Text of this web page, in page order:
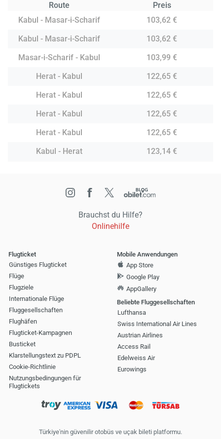
Route
Preis
Kabul - Masar-i-Scharif
103,62 €
Kabul - Masar-i-Scharif
103,62 €
Masar-i-Scharif - Kabul
103,99 €
Herat - Kabul
122,65 €
Herat - Kabul
122,65 €
Herat - Kabul
122,65 €
Herat - Kabul
122,65 €
Kabul - Herat
123,14 €
Brauchst du Hilfe?
Onlinehilfe
Flugticket
Günstiges Flugticket
Flüge
Flugziele
Internationale Flüge
Fluggesellschaften
Flughäfen
Flugticket-Kampagnen
Busticket
Klarstellungstext zu PDPL
Cookie-Richtlinie
Nutzungsbedingungen für
Flugtickets
Mobile Anwendungen
App Store
Google Play
AppGallery
Beliebte Fluggesellschaften
Lufthansa
Swiss International Air Lines
Austrian Airlines
Access Rail
Edelweiss Air
Eurowings
Türkiye'nin güvenilir otobüs ve uçak bileti platformu.